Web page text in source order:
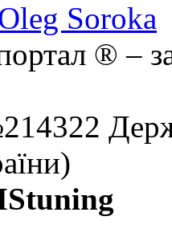
Soroka
® –